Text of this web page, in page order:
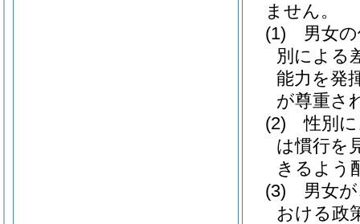
ません。
(1)
男女
別による
能力を発
が尊重さ
(2)
性別
は慣行を
きるよう
(3)
男女
おける政